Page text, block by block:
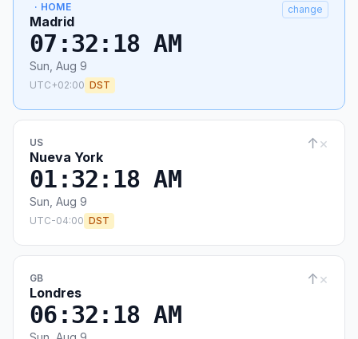
· HOME
Madrid
change
07:32:19 AM
Sun, Aug 9
UTC+02:00 DST
US
Nueva York
↑×
01:32:19 AM
Sun, Aug 9
UTC-04:00 DST
GB
Londres
↑×
06:32:19 AM